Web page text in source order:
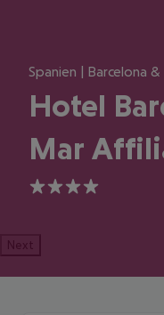
Spanien | Barcelona
Hotel
Mar
4
Next